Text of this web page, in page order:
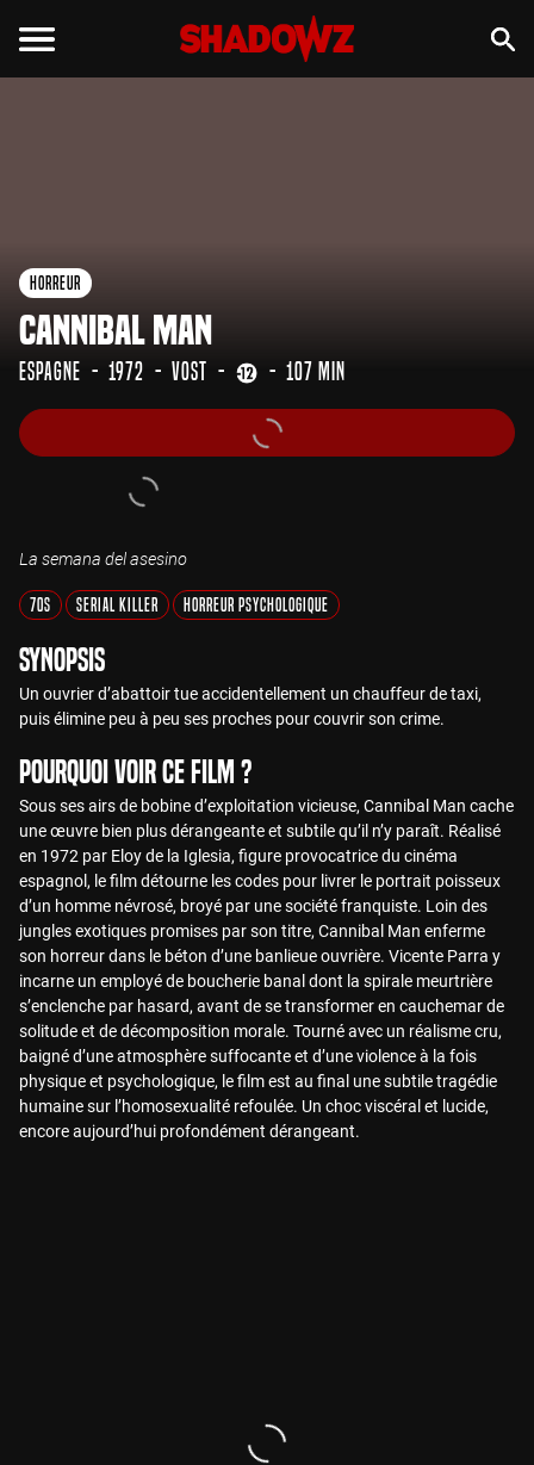
Horreur
Cannibal Man
Espagne 1972 VOST 107 min
La semana del asesino
70s Serial Killer Horreur Psychologique
Synopsis
Un ouvrier d’abattoir tue accidentellement un chauffeur de taxi,
puis élimine peu à peu ses proches pour couvrir son crime.
Pourquoi voir ce film ?
Sous ses airs de bobine d’exploitation vicieuse, Cannibal Man cache
une œuvre bien plus dérangeante et subtile qu’il n’y paraît. Réalisé
en 1972 par Eloy de la Iglesia, figure provocatrice du cinéma
espagnol, le film détourne les codes pour livrer le portrait poisseux
d’un homme névrosé, broyé par une société franquiste. Loin des
jungles exotiques promises par son titre, Cannibal Man enferme
son horreur dans le béton d’une banlieue ouvrière. Vicente Parra y
incarne un employé de boucherie banal dont la spirale meurtrière
s’enclenche par hasard, avant de se transformer en cauchemar de
solitude et de décomposition morale. Tourné avec un réalisme cru,
baigné d’une atmosphère suffocante et d’une violence à la fois
physique et psychologique, le film est au final une subtile tragédie
humaine sur l’homosexualité refoulée. Un choc viscéral et lucide,
encore aujourd’hui profondément dérangeant.